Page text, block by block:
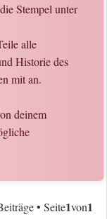
Stempel unter
alle
Historie des
mit an.
deinem
• Seite1von1